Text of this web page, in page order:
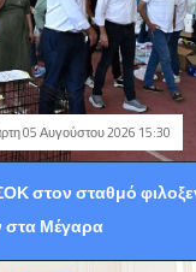
05 Αυγούστου 2026 15:30
στον σταθμό
Μέγαρα